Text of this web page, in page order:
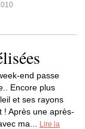
end passe
Encore plus
et ses rayons
! Après une après-
ma...
Lire la